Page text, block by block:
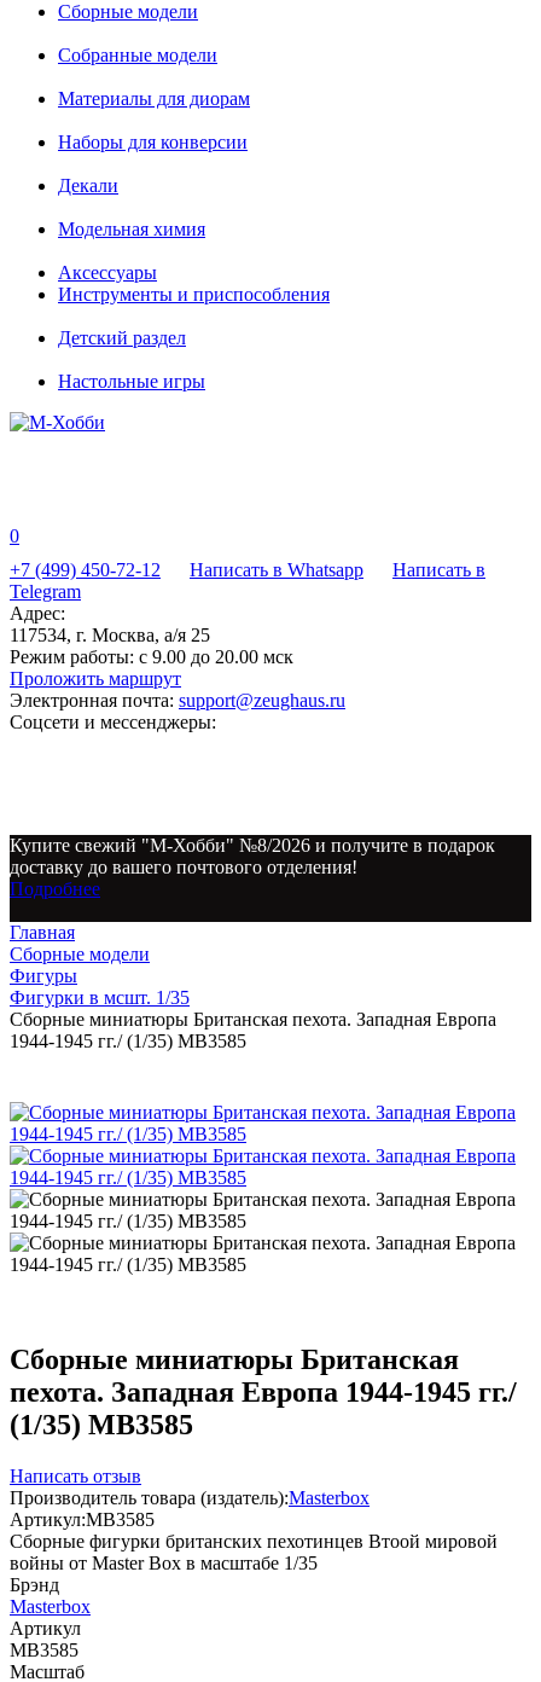
Сборные модели
Собранные модели
Материалы для диорам
Наборы для конверсии
Декали
Модельная химия
Аксессуары
Инструменты и приспособления
Детский раздел
Настольные игры
0
+7 (499) 450-72-12
Написать в Whatsapp
Написать в
Telegram
Адрес:
117534, г. Москва, а/я 25
Режим работы: с 9.00 до 20.00 мск
Проложить маршрут
Электронная почта: support@zeughaus.ru
Соцсети и мессенджеры:
Купите свежий "М-Хобби" №8/2026 и получите в подарок
доставку до вашего почтового отделения!
Подробнее
Главная
Сборные модели
Фигуры
Фигурки в мсшт. 1/35
Сборные миниатюры Британская пехота. Западная Европа
1944-1945 гг./ (1/35) MB3585
Сборные миниатюры Британская
пехота. Западная Европа 1944-1945 гг./
(1/35) MB3585
Написать отзыв
Производитель товара (издатель):Masterbox
Артикул:MB3585
Сборные фигурки британских пехотинцев Втоой мировой
войны от Master Box в масштабе 1/35
Брэнд
Masterbox
Артикул
MB3585
Масштаб